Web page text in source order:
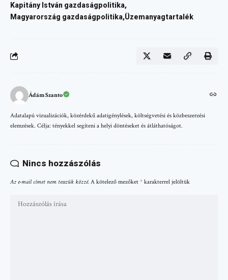
Kapitány István gazdaságpolitika
Magyarország gazdaságpolitika Üzemanyagtartalék
Ádám Szanto
Adatalapú vizualizációk, közérdekű adatigénylések, költségvetési és közbeszerzési
elemzések. Célja: tényekkel segíteni a helyi döntéseket és átláthatóságot.
Nincs hozzászólás
Az e-mail címet nem tesszük közzé. A kötelező mezőket * karakterrel jelöltük